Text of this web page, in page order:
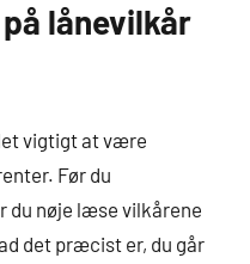
lånevilkår
vigtigt at være
Før du
du nøje læse vilkårene
det præcist er, du går